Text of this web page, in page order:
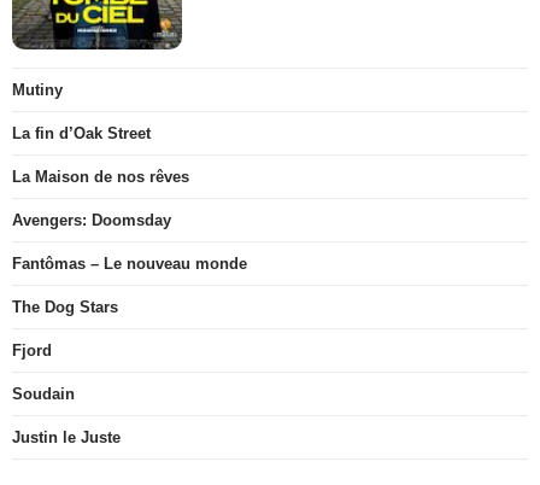
Mutiny
La fin d’Oak Street
La Maison de nos rêves
Avengers: Doomsday
Fantômas – Le nouveau monde
The Dog Stars
Fjord
Soudain
Justin le Juste